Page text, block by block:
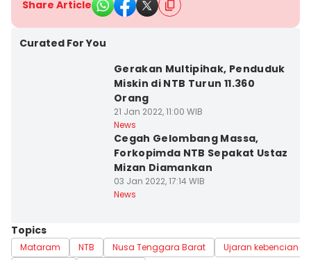
Share Article
Curated For You
Gerakan Multipihak, Penduduk
Miskin di NTB Turun 11.360
Orang
21 Jan 2022, 11:00 WIB
News
Cegah Gelombang Massa,
Forkopimda NTB Sepakat Ustaz
Mizan Diamankan
03 Jan 2022, 17:14 WIB
News
Topics
Mataram NTB Nusa Tenggara Barat
Ujaran kebencian